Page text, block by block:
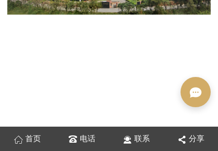
首页 电话 联系 分享